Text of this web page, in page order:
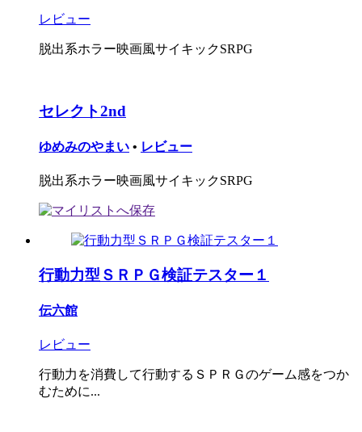
レビュー
脱出系ホラー映画風サイキックSRPG
セレクト2nd
ゆめみのやまい • レビュー
脱出系ホラー映画風サイキックSRPG
行動力型ＳＲＰＧ検証テスター１
伝六館
レビュー
行動力を消費して行動するＳＰＲＧのゲーム感をつか
むために...